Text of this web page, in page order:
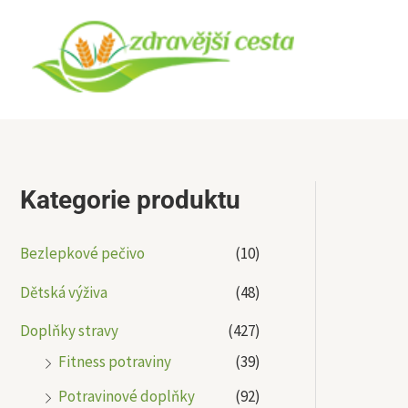
obsah
Kategorie produktu
Bezlepkové pečivo
(10)
Dětská výživa
(48)
Doplňky stravy
(427)
Fitness potraviny
(39)
Potravinové doplňky
(92)